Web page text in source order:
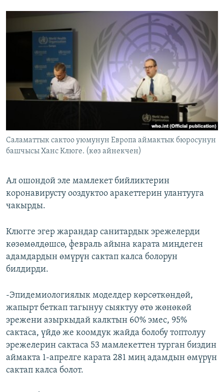
Саламаттык сактоо уюмунун Европа аймактык бюросунун
башчысы Ханс Клюге. (көз айнекчен)
Ал ошондой эле мамлекет бийликтерин
коронавирусту ооздуктоо аракеттерин улантууга
чакырды.
Клюгге эгер жарандар санитардык эрежелерди
көзөмөлдөшсө, февраль айына карата миңдеген
адамдардын өмүрүн сактап калса болорун
билдирди.
-Эпидемиологиялык моделдер көрсөткөндөй,
жапырт беткап тагынуу сыяктуу өтө жөнөкөй
эрежени азыркыдай калктын 60% эмес, 95%
сактаса, үйдө же коомдук жайда болобу топтолуу
эрежелерин сактаса 53 мамлекеттен турган биздин
аймакта 1-апрелге карата 281 миң адамдын өмүрүн
сактап калса болот.